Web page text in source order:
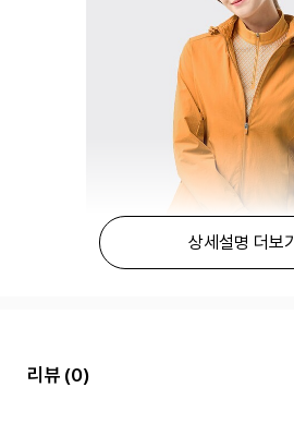
상세설명 더보기
리뷰 (0)